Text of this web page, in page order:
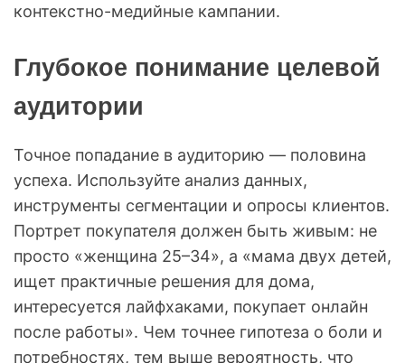
контекстно-медийные кампании.
Глубокое понимание целевой
аудитории
Точное попадание в аудиторию — половина
успеха. Используйте анализ данных,
инструменты сегментации и опросы клиентов.
Портрет покупателя должен быть живым: не
просто «женщина 25–34», а «мама двух детей,
ищет практичные решения для дома,
интересуется лайфхаками, покупает онлайн
после работы». Чем точнее гипотеза о боли и
потребностях, тем выше вероятность, что